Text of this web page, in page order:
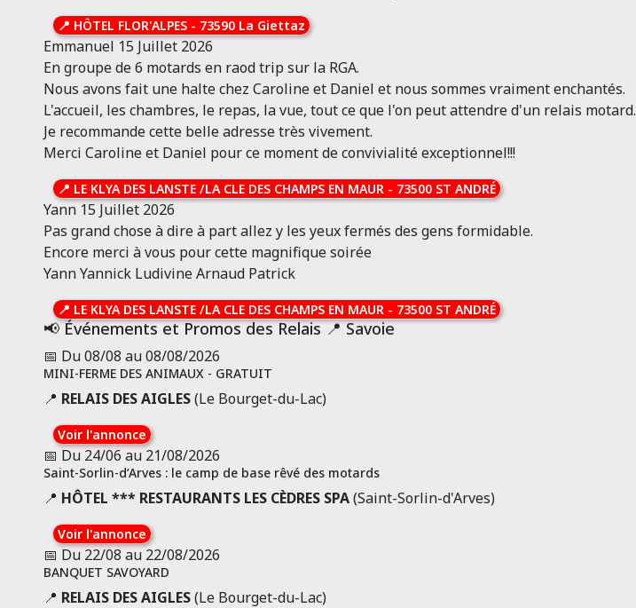
avis
aperçu
infos
HÔTEL MAISON DORON
Ouvert
BEAUFORT 73270
Savoie
Hôtel Restaurant Maison
Doron
5
avis
1
Localisation &
Toutes les
LE KLYA DES LANSTE /LA CLE
DES CHAMPS EN MAUR
Ouvert
ST ANDRÉ 73500
Savoie
Chambres et table d'hôtes
28 avis Localisation & aperçu Toutes les infos
RESTAURANT ÔPERVENCHES
Ouvert
CHAMBERY 73000
3
avis
Localisation &
aperçu
📍 HÔTEL FLOR'ALPES - 73590 La Giettaz
Emmanuel 15 Juillet 2026
En groupe de 6 motards en raod trip sur la RGA.
Nous avons fait une halte chez Caroline et Daniel et nous sommes vraiment enchantés.
L'accueil, les chambres, le repas, la vue, tout ce que l'on peut attendre d'un relais motard.
Je recommande cette belle adresse très vivement.
Merci Caroline et Daniel pour ce moment de convivialité exceptionnel!!!
📍 LE KLYA DES LANSTE /LA CLE DES CHAMPS EN MAUR - 73500 ST ANDRÉ
Yann 15 Juillet 2026
Pas grand chose à dire à part allez y les yeux fermés des gens formidable.
Encore merci à vous pour cette magnifique soirée
Yann Yannick Ludivine Arnaud Patrick
📍 LE KLYA DES LANSTE /LA CLE DES CHAMPS EN MAUR - 73500 ST ANDRÉ
📢 Événements et Promos des Relais 📍 Savoie
📅 Du 08/08 au 08/08/2026
MINI-FERME DES ANIMAUX - GRATUIT
📍 RELAIS DES AIGLES(Le Bourget-du-Lac)
Voir l'annonce
📅 Du 24/06 au 21/08/2026
Saint-Sorlin-d’Arves : le camp de base rêvé des motards
📍 HÔTEL *** RESTAURANTS LES CÈDRES SPA(Saint-Sorlin-d'Arves)
Voir l'annonce
📅 Du 22/08 au 22/08/2026
BANQUET SAVOYARD
📍 RELAIS DES AIGLES(Le Bourget-du-Lac)